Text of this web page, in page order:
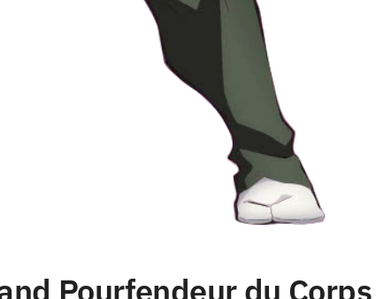
Pourfendeur du Corps